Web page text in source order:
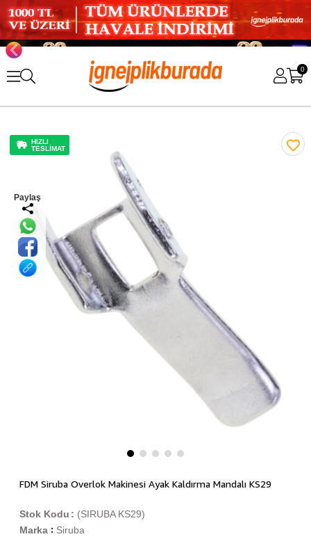
0
HIZLI
TESLİMAT
Paylaş
FDM Siruba Overlok Makinesi Ayak Kaldırma Mandalı KS29
(SIRUBA KS29)
Stok Kodu
Marka : Siruba